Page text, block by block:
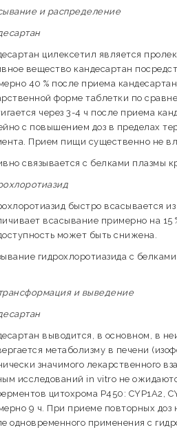
и распределение
цилексетил является
вещество кандесартан
40 % после приема
форме таблетки по
через 3-4 ч после приема
с повышением доз в пределах
Прием пищи существенно не
связывается с белками плазмы
быстро всасывается
всасывание примерно на
может быть снижена.
гидрохлоротиазида с
и выведение
выводится, в основном, в
метаболизму в печени
значимого лекарственного
исследований in vitro не
цитохрома Р450: CYP1A2,
9 ч. При приеме повторных доз
одновременного применения с